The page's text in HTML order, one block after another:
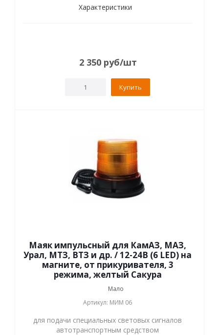
Характеристики
2 350руб/шт
Купить
Маяк импульсный для КамАЗ, МАЗ,
Урал, МТЗ, ВТЗ и др. / 12-24В (6 LED) на
магните, от прикуривателя, 3
режима, желтый Сакура
Мало
Артикул: МИМ 06
для подачи специальных световых сигналов
автотранспортным средством